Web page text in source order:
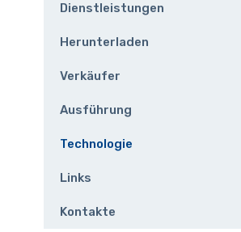
Dienstleistungen
Herunterladen
Verkäufer
Ausführung
Technologie
Links
Kontakte